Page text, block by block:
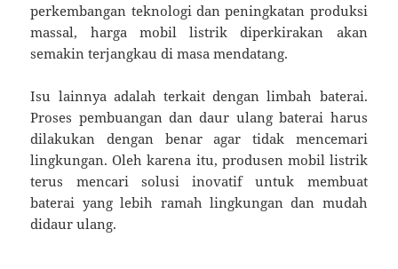
perkembangan teknologi dan peningkatan produksi
massal, harga mobil listrik diperkirakan akan
semakin terjangkau di masa mendatang.
Isu lainnya adalah terkait dengan limbah baterai.
Proses pembuangan dan daur ulang baterai harus
dilakukan dengan benar agar tidak mencemari
lingkungan. Oleh karena itu, produsen mobil listrik
terus mencari solusi inovatif untuk membuat
baterai yang lebih ramah lingkungan dan mudah
didaur ulang.